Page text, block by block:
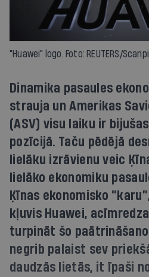
"Huawei" logo. Foto: REUTERS/
Dinamika pasaules
strauja un Amerikas
(ASV) visu laiku ir
pozīcijā. Taču pēdējā
lielāku izrāvienu veic
lielāko ekonomiku
Ķīnas ekonomisko
kļuvis Huawei,
turpināt šo
negrib palaist sev
daudzās lietās, it īpaši